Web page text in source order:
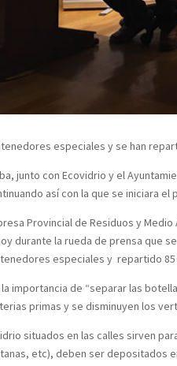
especiales y se han
junto con Ecovidrio y el
así con la que se iniciara
Provincial de Residuos y
durante la rueda de prensa que
especiales y repartido
importancia de “separar las
primas y se disminuyen los
situados en las calles sirven
etc), deben ser depositados